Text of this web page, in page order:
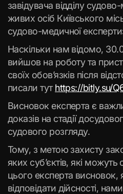
завідувача відділу
живих осіб Київського
судово-медичної
Наскільки нам відомо,
вийшов на роботу та
своїх обов’язків після
писали тут https://bitly.su/
Висновок експерта є
доказів на стадії
судового розгляду.
Тому, з метою захисту
яких суб’єктів, які
цього експерта висновок,
відповідати дійсності,